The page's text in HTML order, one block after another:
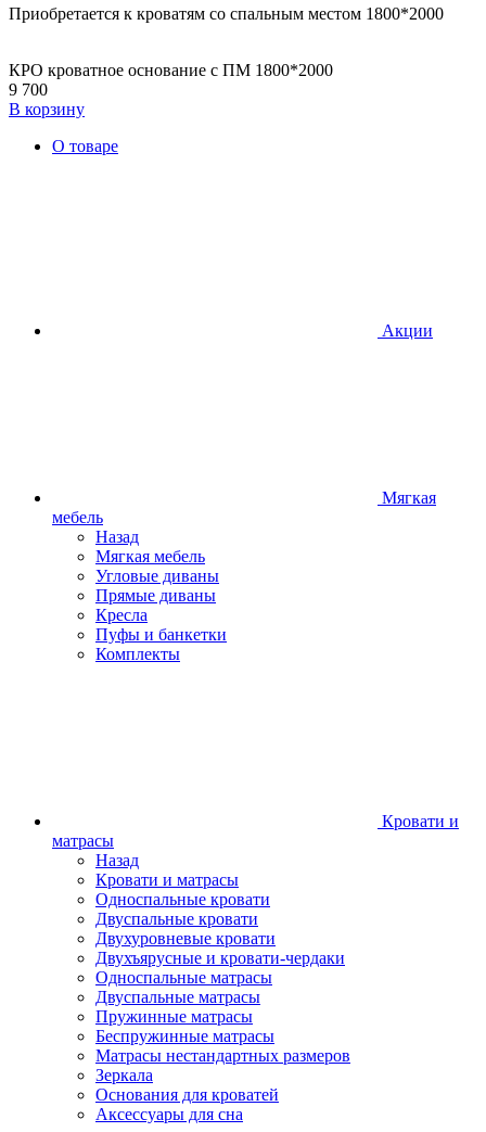
Приобретается к кроватям со спальным местом 1800*2000
КРО кроватное основание с ПМ 1800*2000
9 700
В корзину
О товаре
Акции
Мягкая
мебель
Назад
Мягкая мебель
Угловые диваны
Прямые диваны
Кресла
Пуфы и банкетки
Комплекты
Кровати и
матрасы
Назад
Кровати и матрасы
Односпальные кровати
Двуспальные кровати
Двухуровневые кровати
Двухъярусные и кровати-чердаки
Односпальные матрасы
Двуспальные матрасы
Пружинные матрасы
Беспружинные матрасы
Матрасы нестандартных размеров
Зеркала
Основания для кроватей
Аксессуары для сна